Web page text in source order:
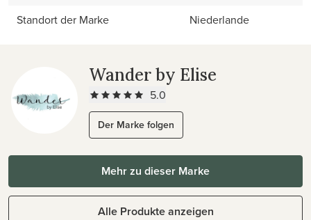
Standort der Marke
Niederlande
Wander by Elise
5.0
Der Marke folgen
Mehr zu dieser Marke
Alle Produkte anzeigen